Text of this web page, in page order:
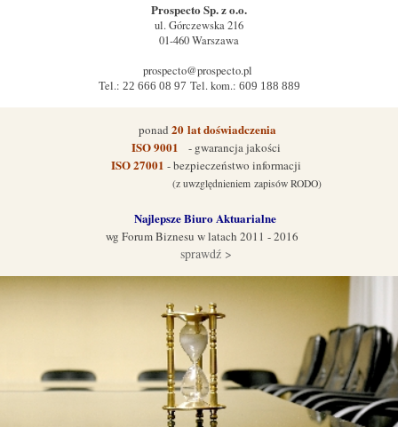
Prospecto Sp. z o.o.
ul.Górczewska 216
01-460Warszawa
prospecto@prospecto.pl
Tel.: 22 666 08 97 Tel. kom.: 609 188 889
ponad 20lat doświadczenia
ISO 9001 - gwarancja jakości
ISO 27001 - bezpieczeństwo informacji
(z uwzględnieniem zapisów RODO)
Najlepsze Biuro Aktuarialne
wg Forum Biznesu w latach 2011 - 2016
sprawdź >